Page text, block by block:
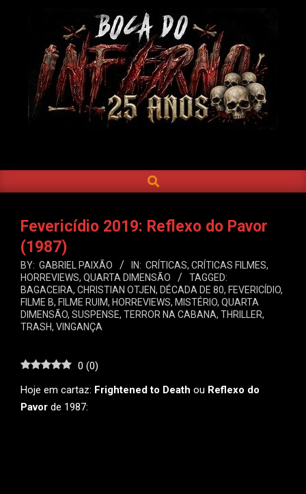
DO
INFERNO
Navigation
SEARCH
Fevericídio 2019: Reflexo do Pavor
(1987)
BY: GABRIEL PAIXÃO IN: CRÍTICAS, CRÍTICAS FILMES,
HORREVIEWS, QUARTA DIMENSÃO
TAGGED:
BAGACEIRA, CHRISTIAN OTJEN, DÉCADA DE 80, FEVERICÍDIO,
FILME B, FILME RUIM, HORREVIEWS, MISTÉRIO, QUARTA
DIMENSÃO, SUSPENSE, TERROR NA CABANA, THRILLER,
TRASH, VINGANÇA
0 (0)
Hoje em cartaz: Frightened to Death ou Reflexo do
Pavor de 1987: